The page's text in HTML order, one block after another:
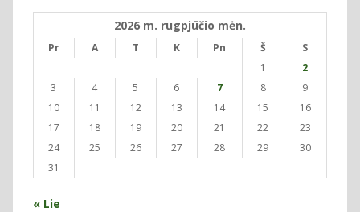
2026 m. rugpjūčio mėn.
Pr A T K Pn Š
S
1
2
3
4 5 6 7 8
9
10
11 12 13 14 15
16
17
18 19 20 21 22
23
24
25 26 27 28 29
30
31
« Lie